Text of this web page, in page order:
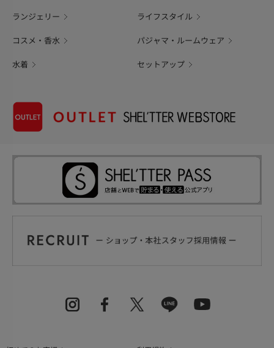
ランジェリー ライフスタイル
コスメ・香水 パジャマ・ルームウェア
水着 セットアップ